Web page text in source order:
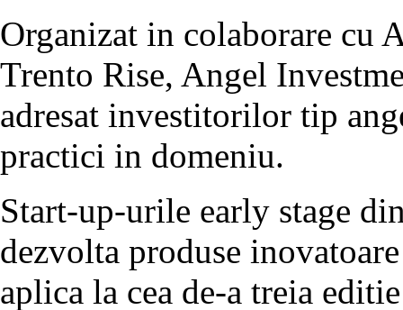
Organizat in colaborare cu
Trento Rise, Angel
adresat investitorilor tip
practici in domeniu.
Start-up-urile early stage
dezvolta produse
aplica la cea de-a treia